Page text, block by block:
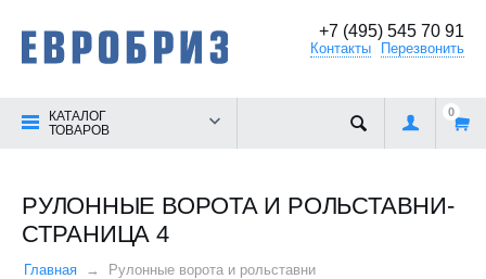
+7 (495) 545 70 91
Контакты Перезвонить
КАТАЛОГ
ТОВАРОВ
0
РУЛОННЫЕ ВОРОТА И РОЛЬСТАВНИ-
СТРАНИЦА 4
Главная Рулонные ворота и рольставни